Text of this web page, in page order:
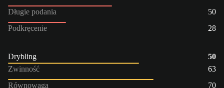
Długie podania
50
Podkręcenie
28
Drybling
50
Zwinność
63
Równowaga
70